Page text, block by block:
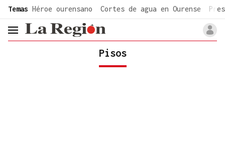
common.go-to-content
Temas Héroe ourensano Cortes de agua en Ourense
header.menu.open
Pisos